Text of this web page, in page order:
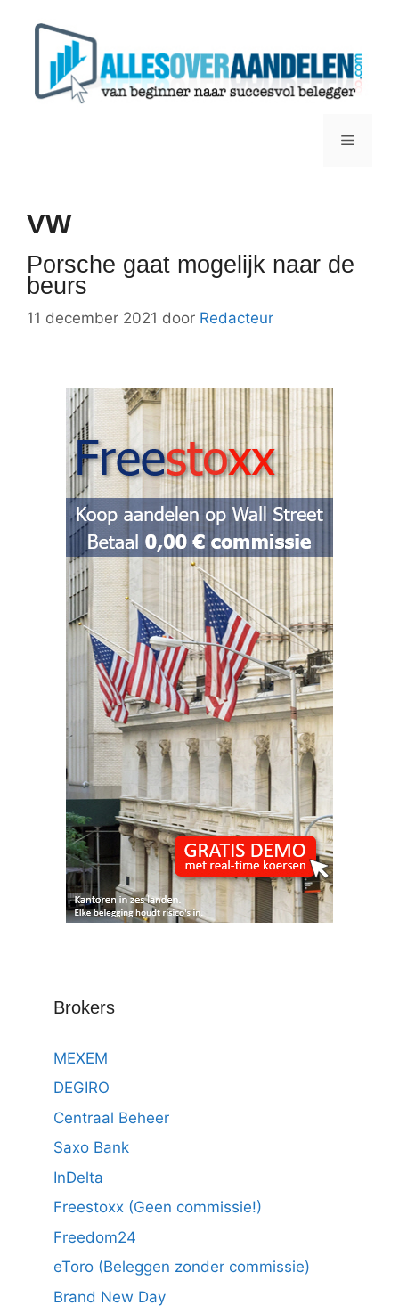
Menu
VW
Porsche gaat mogelijk naar de
beurs
11 december 2021 door Redacteur
Brokers
MEXEM
DEGIRO
Centraal Beheer
Saxo Bank
InDelta
Freestoxx (Geen commissie!)
Freedom24
eToro (Beleggen zonder commissie)
Brand New Day